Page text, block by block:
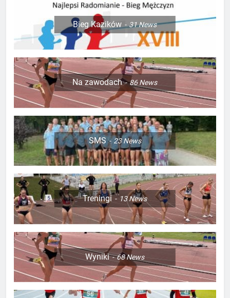
Bieg Kazików 31News
Na zawodach 86News
SMS 23News
Treningi 13News
Wyniki 68News